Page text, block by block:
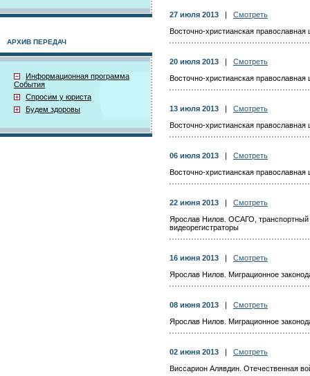
АРХИВ ПЕРЕДАЧ
Информационная программа
События
Спросим у юриста
Будем здоровы
27 июля 2013
Смотреть
Восточно-христианская
20 июля 2013
Смотреть
Восточно-христианская
13 июля 2013
Смотреть
Восточно-христианская
06 июля 2013
Смотреть
Восточно-христианская
22 июня 2013
Смотреть
Ярослав Нилов. ОСАГО, транспортный
видеорегистраторы
16 июня 2013
Смотреть
Ярослав Нилов. Миграционное
08 июня 2013
Смотреть
Ярослав Нилов. Миграционное
02 июня 2013
Смотреть
Виссарион Алявдин. Отечественная